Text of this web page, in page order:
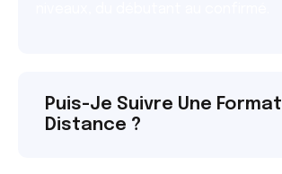
Puis-Je Suivre Une
Distance ?